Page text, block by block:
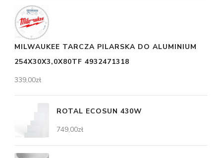
MILWAUKEE TARCZA PILARSKA DO ALUMINIUM
254X30X3,0X80TF 4932471318
339,00zł
ROTAL ECOSUN 430W
749,00zł